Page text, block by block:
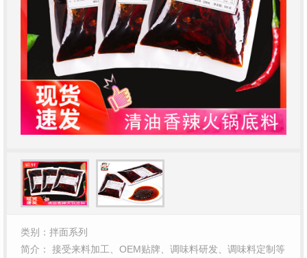
类别：拌面系列
简介： 接受来料加工、OEM贴牌、调味料研发、调味料定制等